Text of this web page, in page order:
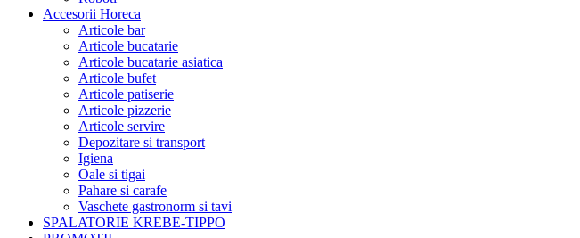
Accesorii Horeca
Articole bar
Articole bucatarie
Articole bucatarie asiatica
Articole bufet
Articole patiserie
Articole pizzerie
Articole servire
Depozitare si transport
Igiena
Oale si tigai
Pahare si carafe
Vaschete gastronorm si tavi
SPALATORIE KREBE-TIPPO